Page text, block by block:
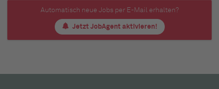
Automatisch neue Jobs per E-Mail erhalten?
Jetzt JobAgent aktivieren!